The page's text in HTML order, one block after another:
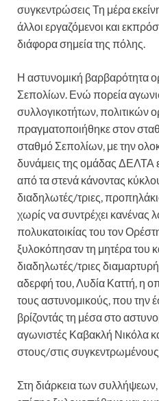
συγκεντρώσεις Τη μέρα
άλλοι εργαζόμενοι και
διάφορα σημεία της πόλης.
Η αστυνομική βαρβαρότητα
Σεπολίων. Ενώ πορεία
συλλογικοτήτων,
πραγματοποιήθηκε στον
σταθμό Σεπολίων, με την
δυνάμεις της ομάδας ΔΕΛΤΑ
από τα στενά κάνοντας
διαδηλωτές/τριες,
χωρίς να συντρέχει κανένας
πολυκατοικίας του τον
ξυλοκόπησαν τη μητέρα του
διαδηλωτές/τριες
αδερφή του, Λυδία Καττή, η
τους αστυνομικούς, που την
βρίζοντάς τη μέσα στο
αγωνιστές Καβακλή Νικόλα
στους/στις
Στη διάρκεια των